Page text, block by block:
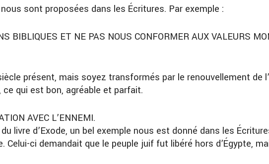
sont proposées dans les Écritures. Par exemple :
BIBLIQUES ET NE PAS NOUS CONFORMER AUX VALEURS
présent, mais soyez transformés par le renouvellement de
qui est bon, agréable et parfait.
AVEC L’ENNEMI.
livre d’Exode, un bel exemple nous est donné dans les
ci demandait que le peuple juif fut libéré hors d’Égypte,